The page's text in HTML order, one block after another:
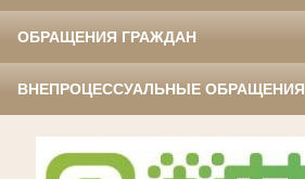
ОБРАЩЕНИЯ ГРАЖДАН
ВНЕПРОЦЕССУАЛЬНЫЕ ОБРАЩЕНИЯ